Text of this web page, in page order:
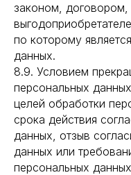
законом, договором,
по которому
данных.
8.9. Условием
персональных
целей обработки
срока действия
данных, отзыв
данных или
персональных